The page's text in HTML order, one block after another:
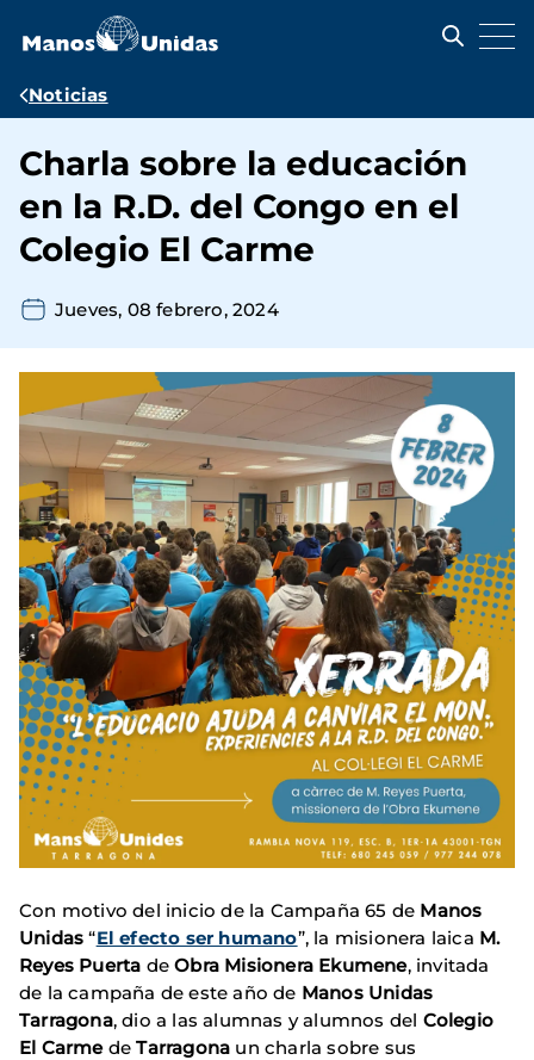
contenido
Ruta
navegación
Noticias
Charla sobre la educación
en la R.D. del Congo en el
Colegio El Carme
Jueves, 08 febrero, 2024
Con motivo del inicio de la Campaña 65 de Manos
Unidas “El efecto ser humano”, la misionera laica M.
Reyes Puerta de Obra Misionera Ekumene, invitada
de la campaña de este año de Manos Unidas
Tarragona, dio a las alumnas y alumnos del Colegio
El CarmedeTarragona un charla sobre sus